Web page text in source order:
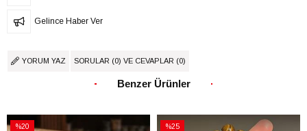
Gelince Haber Ver
YORUM YAZ SORULAR (0) VE CEVAPLAR (0)
Benzer Ürünler
%20
%25